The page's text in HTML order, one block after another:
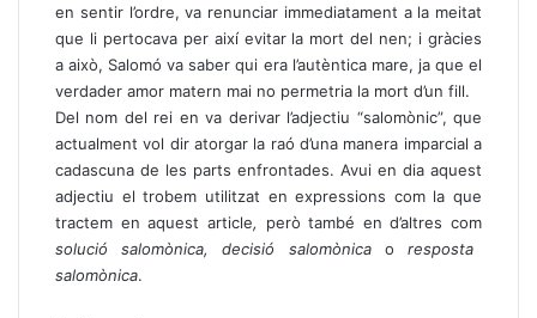
en sentir l’ordre, va renunciar immediatament a la meitat
que li pertocava per així evitar la mort del nen; i gràcies
a això, Salomó va saber qui era l’autèntica mare, ja que el
verdader amor matern mai no permetria la mort d’un fill.
Del nom del rei en va derivar l’adjectiu “salomònic”, que
actualment vol dir atorgar la raó d’una manera imparcial a
cadascuna de les parts enfrontades. Avui en dia aquest
adjectiu el trobem utilitzat en expressions com la que
tractem en aquest article,
però també en d’altres com
solució salomònica, decisió salomònica o resposta
salomònica.